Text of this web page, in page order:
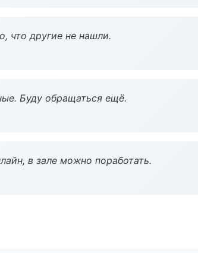
что другие не нашли.
Буду обращаться ещё.
в зале можно поработать.